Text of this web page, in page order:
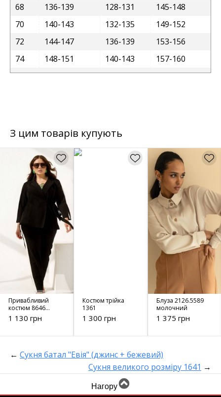
68
136-139 128-131
145-148
70
140-143 132-135
149-152
72
144-147 136-139
153-156
74
148-151 140-143 157-160
З цим товарів купують
Привабливий
костюм 8646
чорний
1 130 грн
Костюм трійка
1361
1 300 грн
Блуза 2126.5589
молочний
1 375 грн
← Сукня батал "Евія" (джинс + бежевий)
Сукня великого розміру 1641 →
Нагору